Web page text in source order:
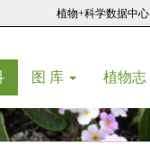
植物+科学数据中心
(current)
图 库 植物志